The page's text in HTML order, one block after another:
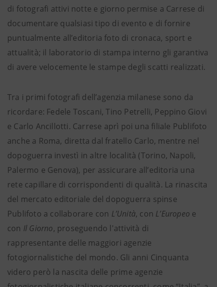
di fotografi attivi notte e giorno permise a Carrese di
documentare qualsiasi tipo di evento e di fornire
puntualmente all’editoria foto di cronaca, sport e
attualità; il laboratorio di stampa interno gli garantiva
di avere velocemente le stampe degli scatti realizzati.
Tra i primi fotografi dell’agenzia milanese sono da
ricordare: Fedele Toscani, Tino Petrelli, Peppino Giovi
e Carlo Ancillotti. Carrese aprì poi una filiale Publifoto
anche a Roma, diretta dal fratello Carlo, mentre nel
dopoguerra investì in altre località (Torino, Napoli,
Palermo e Genova), per assicurare all’editoria una
rete capillare di corrispondenti di qualità. La rinascita
del mercato editoriale del dopoguerra spinse
Publifoto a collaborare con L’Unità, con L’Europeo e
con Il Giorno, proseguendo l'attività di
rappresentante delle maggiori agenzie
fotogiornalistiche del mondo. Gli anni Cinquanta
videro però la nascita delle prime agenzie